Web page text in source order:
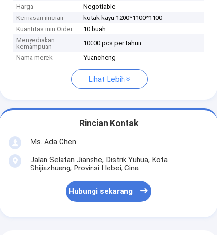
Harga
Negotiable
Kemasan rincian
kotak kayu 1200*1100*1100
Kuantitas min Order
10 buah
Menyediakan
kemampuan
10000 pcs per tahun
Nama merek
Yuancheng
Lihat Lebih
Rincian Kontak
Ms. Ada Chen
Jalan Selatan Jianshe, Distrik Yuhua, Kota
Shijiazhuang, Provinsi Hebei, Cina
Hubungi sekarang